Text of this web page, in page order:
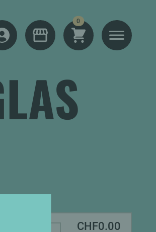
LOG IN SHOP
SHOPPING CART
0 items
MENU
CHF0.00